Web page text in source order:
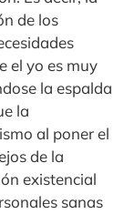
de los
el yo es muy
la espalda
la
al poner el
de la
existencial
sanas